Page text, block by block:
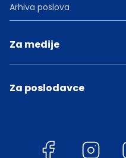
Arhiva poslova
Za medije
Za poslodavce